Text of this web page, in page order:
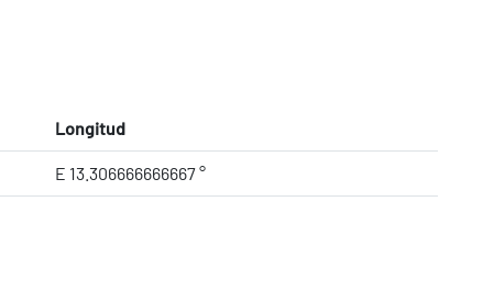
Longitud
E 13.306666666667 °